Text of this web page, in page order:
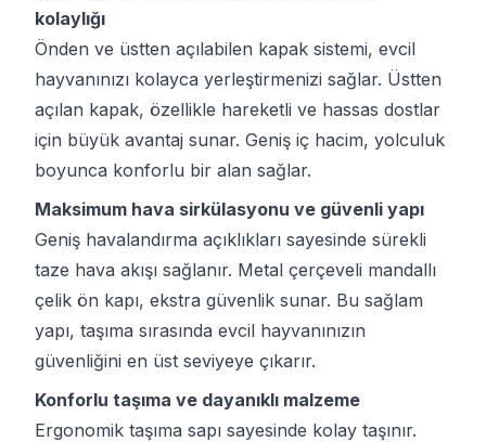
kolaylığı
Önden ve üstten açılabilen kapak sistemi, evcil
hayvanınızı kolayca yerleştirmenizi sağlar. Üstten
açılan kapak, özellikle hareketli ve hassas dostlar
için büyük avantaj sunar. Geniş iç hacim, yolculuk
boyunca konforlu bir alan sağlar.
Maksimum hava sirkülasyonu ve güvenli yapı
Geniş havalandırma açıklıkları sayesinde sürekli
taze hava akışı sağlanır. Metal çerçeveli mandallı
çelik ön kapı, ekstra güvenlik sunar. Bu sağlam
yapı, taşıma sırasında evcil hayvanınızın
güvenliğini en üst seviyeye çıkarır.
Konforlu taşıma ve dayanıklı malzeme
Ergonomik taşıma sapı sayesinde kolay taşınır.